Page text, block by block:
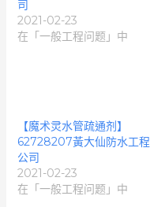
司
2021-02-23
在「一般工程问题」中
【魔术灵水管疏通剂】
62728207黃大仙防水工程
公司
2021-02-23
在「一般工程问题」中